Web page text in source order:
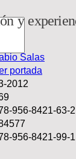
y
Salas
portada
2012
956-8421-63-2
956-8421-99-1